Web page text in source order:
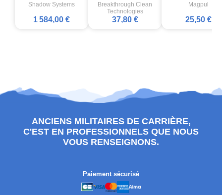
Shadow Systems
1 584,00 €
Breakthrough Clean
Technologies
37,80 €
Magpul
25,50 €
ANCIENS MILITAIRES DE CARRIÈRE,
C'EST EN PROFESSIONNELS QUE NOUS
VOUS RENSEIGNONS.
Paiement sécurisé